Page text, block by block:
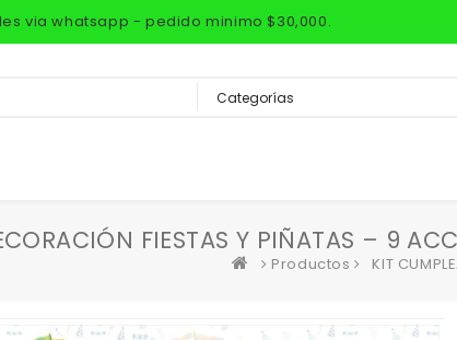
via whatsapp - pedido minimo $30,000.
FIESTAS Y PIÑATAS – 9
Productos KIT